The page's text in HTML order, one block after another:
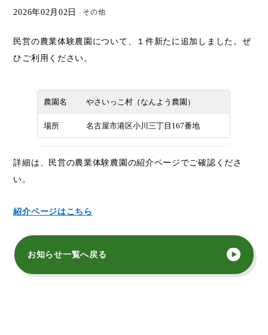
2026年02月02日 その他
民営の農業体験農園について、１件新たに追加しました。ぜ
ひご利用ください。
農園名 やさいっこ村（なんよう農園）
場所 名古屋市港区小川三丁目167番地
詳細は、民営の農業体験農園の紹介ページでご確認くださ
い。
紹介ページはこちら
お知らせ一覧へ戻る